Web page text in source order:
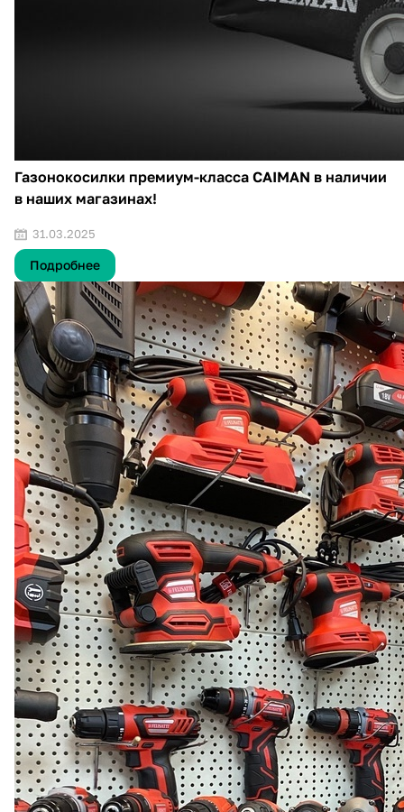
Газонокосилки премиум-класса CAIMAN в наличии
в наших магазинах!
31.03.2025
Подробнее